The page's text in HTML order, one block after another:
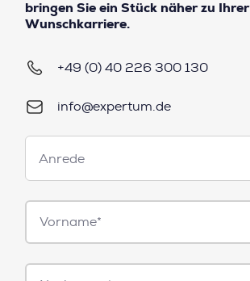
bringen Sie ein Stück näher zu Ihrer
Wunschkarriere.
+49 (0) 40 226 300 130
info@expertum.de
Anrede
Anrede
Vorname*
Nachname*